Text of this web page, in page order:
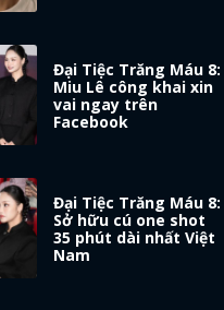
Đại Tiệc Trăng Máu 8:
Miu Lê công khai xin
vai ngay trên
Facebook
Đại Tiệc Trăng Máu 8:
Sở hữu cú one shot
35 phút dài nhất Việt
Nam